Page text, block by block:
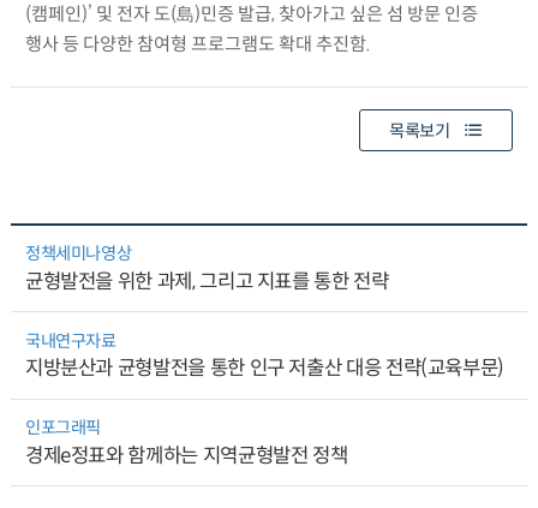
(캠페인)’ 및 전자 도(島)민증 발급, 찾아가고 싶은 섬 방문 인증
행사 등 다양한 참여형 프로그램도 확대 추진함.
목록보기
정책세미나영상
균형발전을 위한 과제, 그리고 지표를 통한 전략
국내연구자료
지방분산과 균형발전을 통한 인구 저출산 대응 전략(교육부문)
인포그래픽
경제e정표와 함께하는 지역균형발전 정책